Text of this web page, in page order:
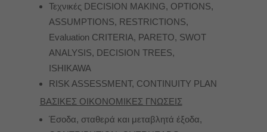
Τεχνικές DECISION MAKING, OPTIONS,
ASSUMPTIONS, RESTRICTIONS,
Evaluation CRITERIA, PARETO, SWOT
ANALYSIS, DECISION TREES,
ISHIKAWA
RISK ASSESSMENT, CONTINUITY PLAN
ΒΑΣΙΚΕΣ ΟΙΚΟΝΟΜΙΚΕΣ ΓΝΩΣΕΙΣ
Έσοδα, σταθερά και μεταβλητά έξοδα,